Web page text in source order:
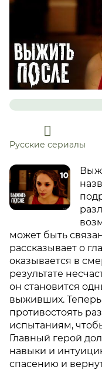
Русские сериалы
может быть
рассказывает о
оказывается в
результате
он становится
выживших.
противостоять
испытаниям,
Главный герой
навыки и
спасению и